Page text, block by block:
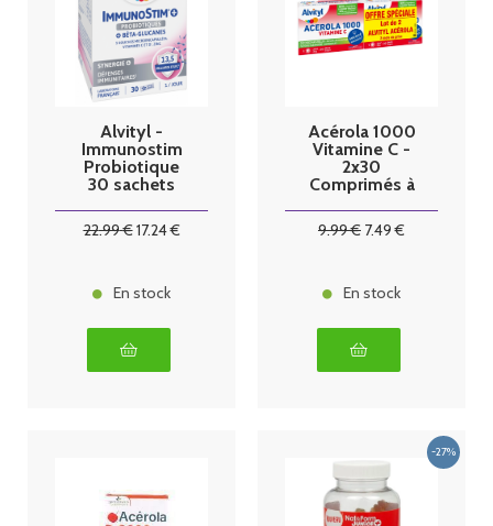
Alvityl -
Immunostim
Probiotique
30 sachets
22.99€17.24€
En stock
Acérola 1000
Vitamine C -
2x30
Comprimés à
9.99€ 7.49 €
En stock